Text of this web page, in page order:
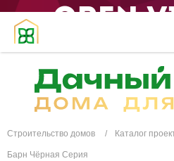
Строительство домов Каталог
Барн Чёрная Серия